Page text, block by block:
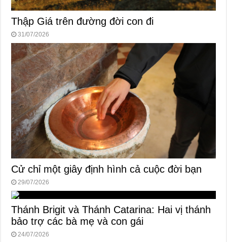
Thập Giá trên đường đời con đi
31/07/2026
Cử chỉ một giây định hình cả cuộc đời bạn
29/07/2026
Thánh Brigit và Thánh Catarina: Hai vị thánh
bảo trợ các bà mẹ và con gái
24/07/2026